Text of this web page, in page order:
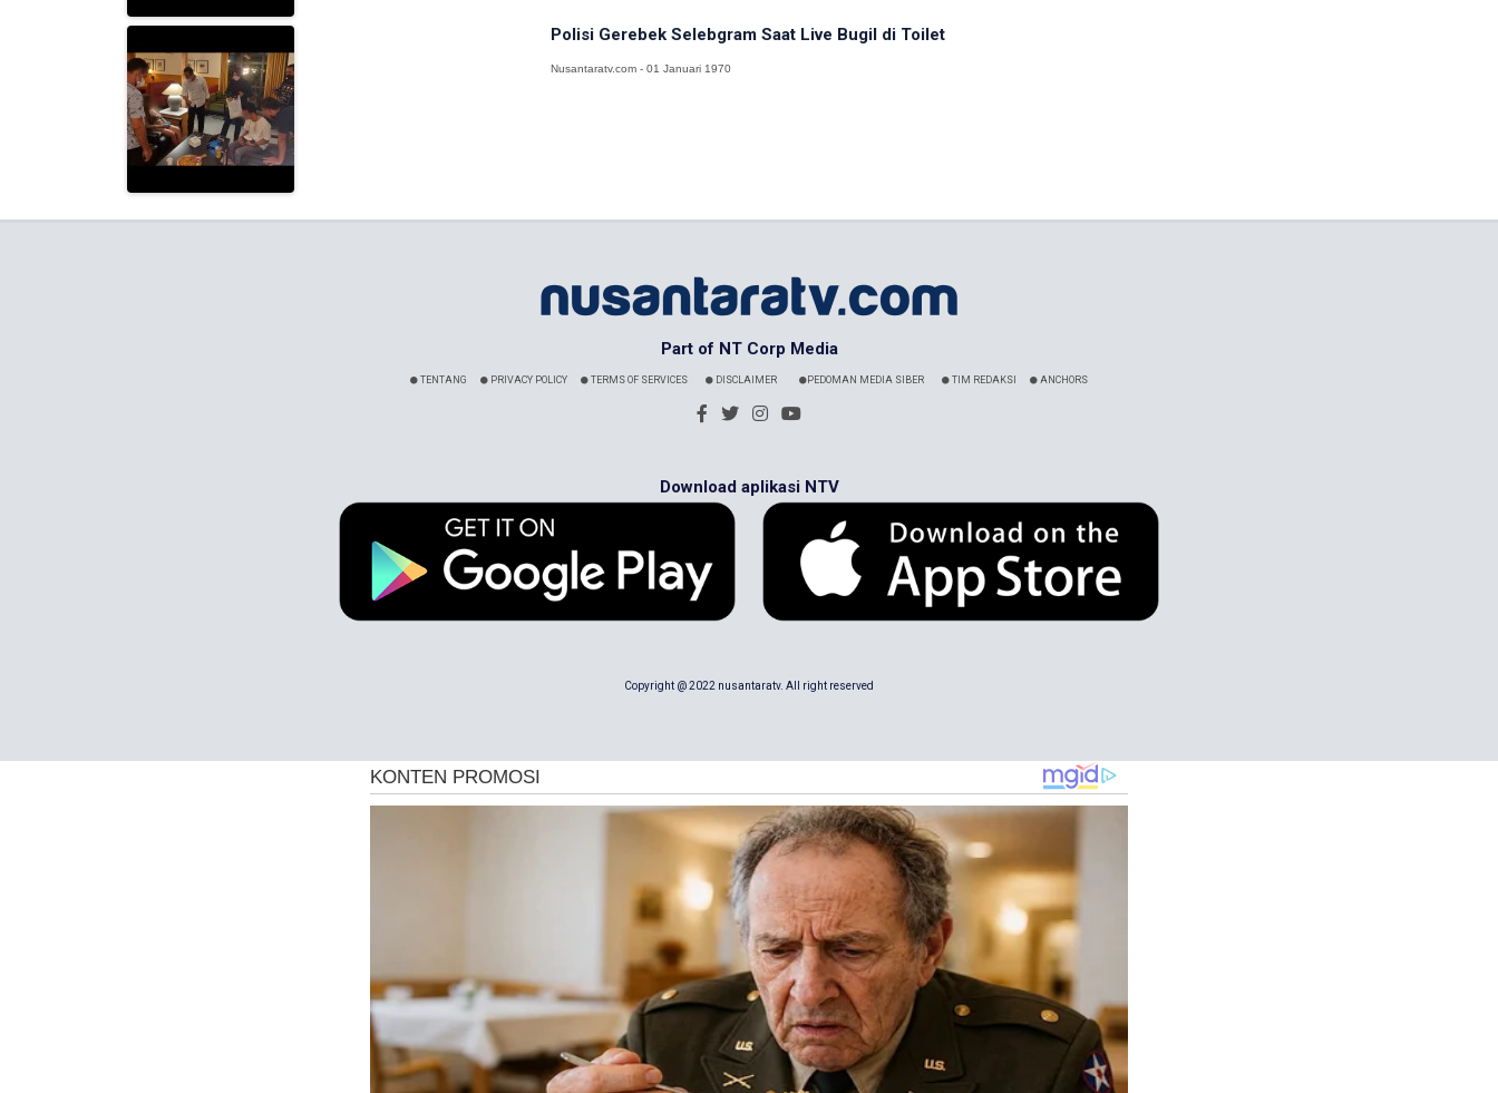
Polisi Gerebek Selebgram Saat Live Bugil di Toilet
Nusantaratv.com - 01 Januari 1970
Part of NT Corp Media
TENTANG PRIVACY POLICY TERMS OF SERVICES DISCLAIMER PEDOMAN MEDIA SIBER TIM REDAKSI ANCHORS
Download aplikasi NTV
Copyright @ 2022 nusantaratv. All right reserved